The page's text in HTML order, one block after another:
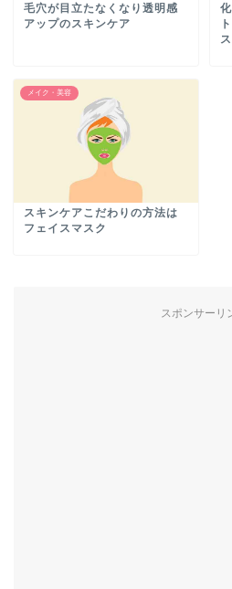
毛穴が目立たなくなり透明感
アップのスキンケア
メイク・美容
スキンケアこだわりの方法は
フェイスマスク
スポンサーリ